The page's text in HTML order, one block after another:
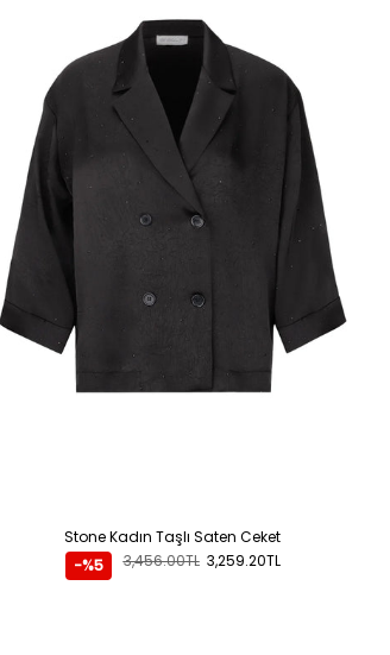
Stone Kadın Taşlı Saten Ceket
3,259.20TL
3,456.00TL
-%5